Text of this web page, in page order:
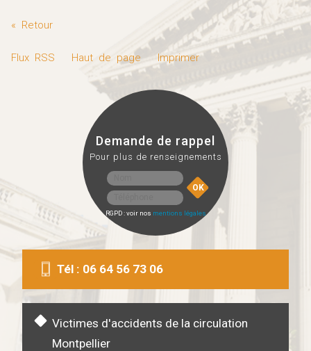
« Retour
Flux RSS Haut de page Imprimer
Demande de rappel
Pour plus de renseignements
RGPD : voir nos mentions légales
Tél : 06 64 56 73 06
Victimes d'accidents de la circulation
Montpellier